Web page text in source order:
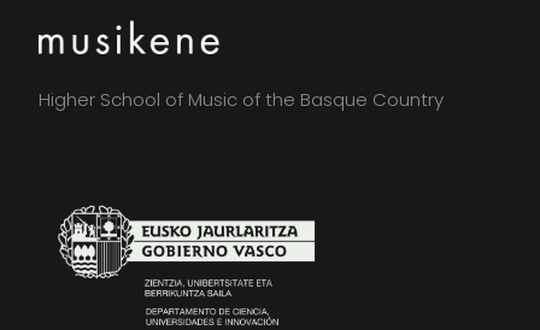
Higher School of Music of the Basque Country